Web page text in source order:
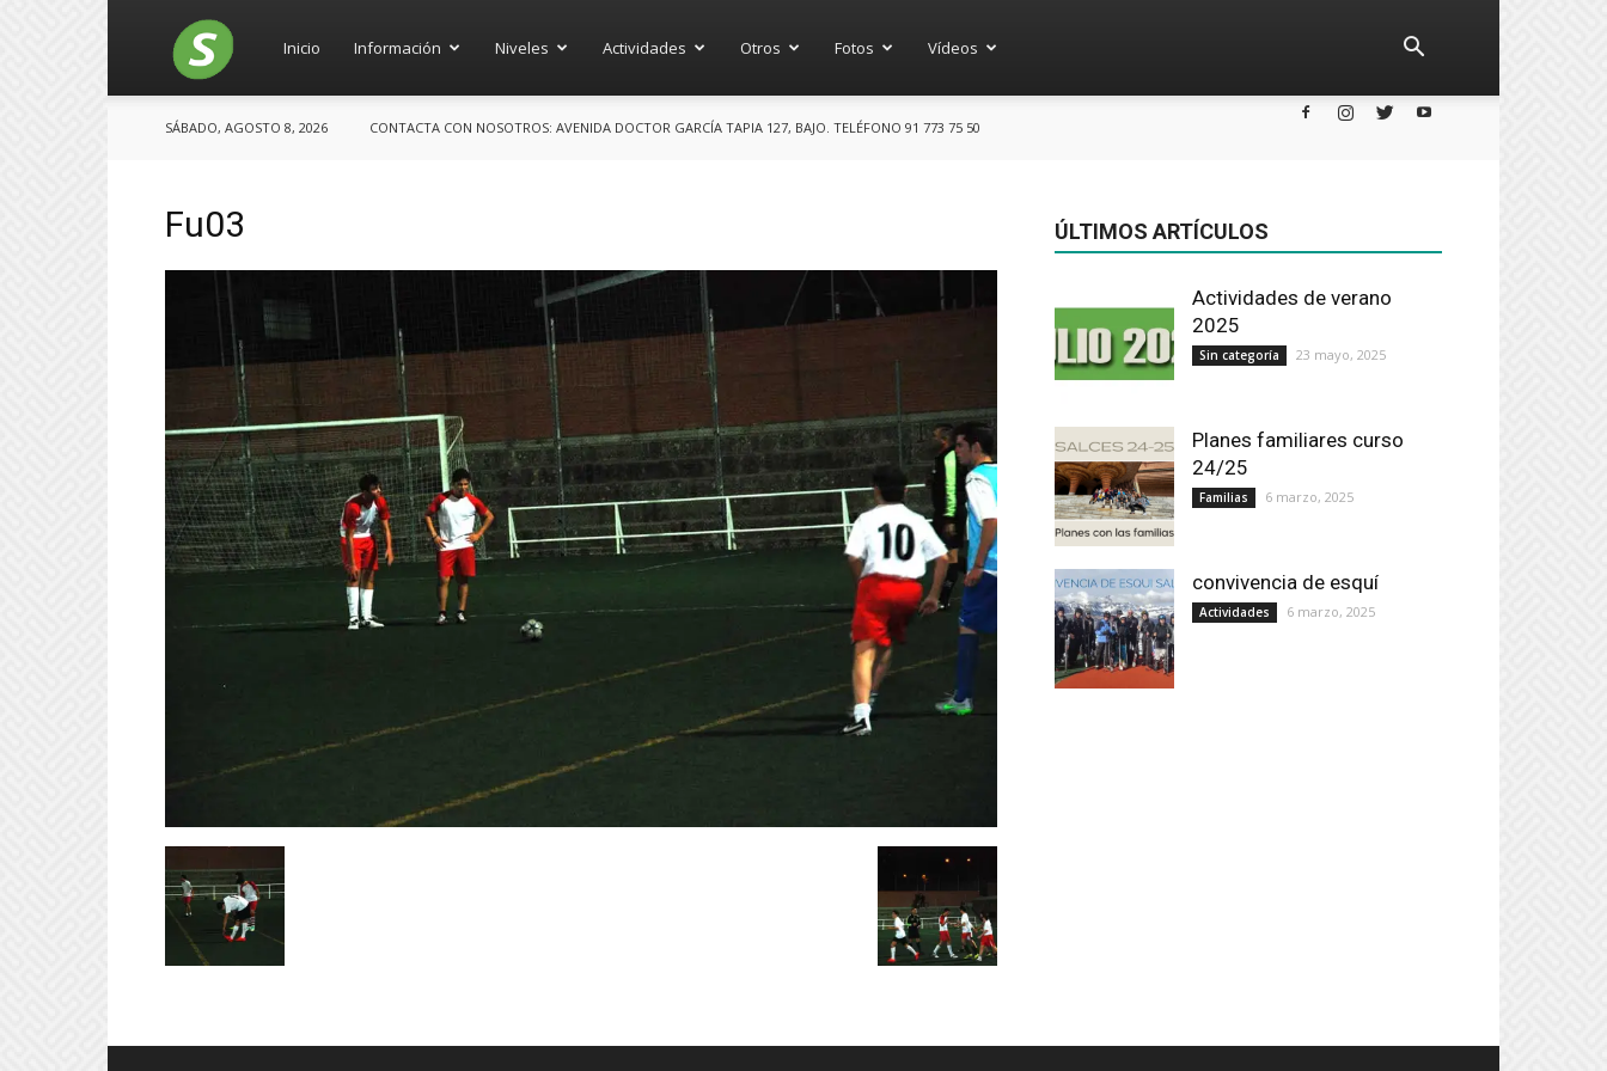
Salces
Inicio Información Niveles Actividades Otros Fotos Vídeos
SÁBADO, AGOSTO 8, 2026 CONTACTA CON NOSOTROS: AVENIDA DOCTOR GARCÍA TAPIA 127, BAJO. TELÉFONO 91 773 75 50
Fu03 ÚLTIMOS ARTÍCULOS
Actividades de verano
2025
Sin categoría 23 mayo, 2025
Planes familiares curso
24/25
Familias 6 marzo, 2025
convivencia de esquí
Actividades 6 marzo, 2025